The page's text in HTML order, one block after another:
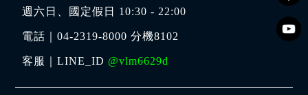
週六日、國定假日 10:30 - 22:00
電話｜04-2319-8000 分機8102
客服｜LINE_ID @vlm6629d